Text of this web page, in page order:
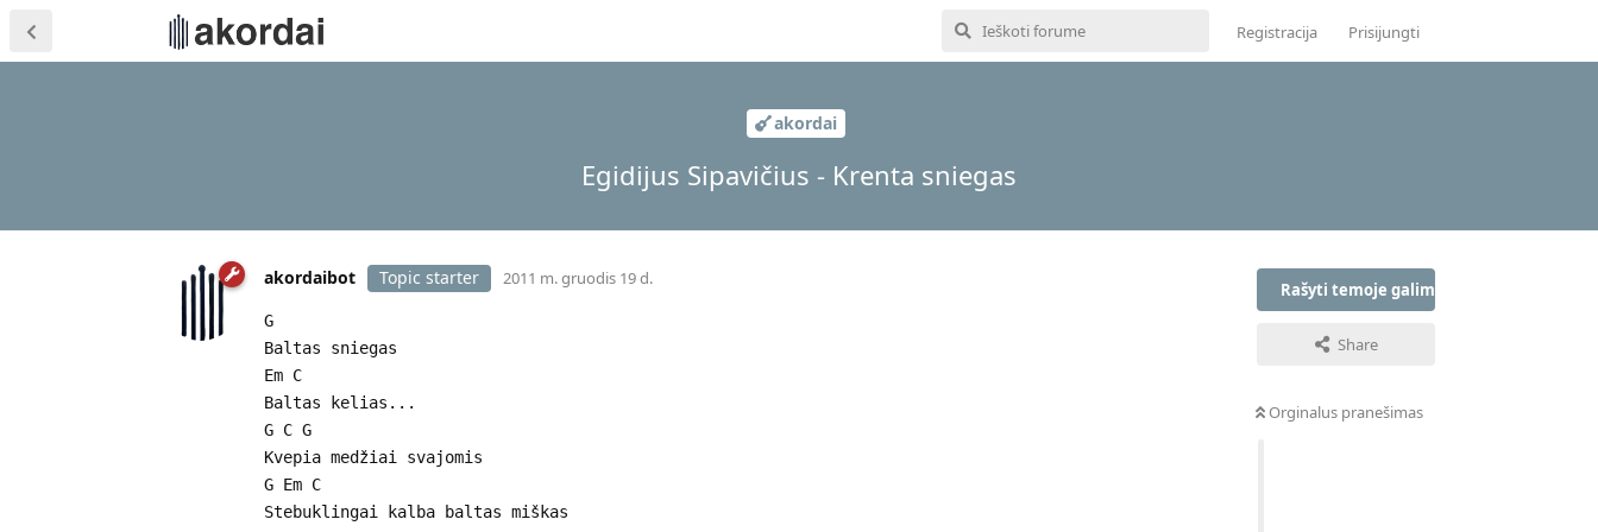
Registracija Prisijungti
akordai
Egidijus Sipavičius - Krenta sniegas
Rašyti temoje galima tik prisijungus
Share
Orginalus pranešimas
akordaibot Topic starter 2011 m. gruodis 19 d.
G
Baltas sniegas
Em C
Baltas kelias...
G C G
Kvepia medžiai svajomis
G Em C
Stebuklingai kalba baltas miškas